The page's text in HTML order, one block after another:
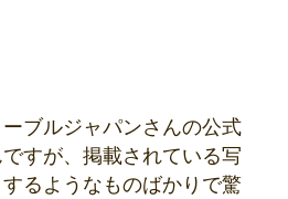
ブルジャパンさんの公式
すが、掲載されている写
るようなものばかりで驚